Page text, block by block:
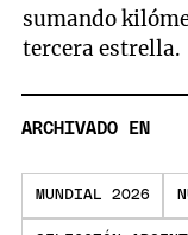
sumando
tercera estrella.
ARCHIVADO EN
MUNDIAL 2026